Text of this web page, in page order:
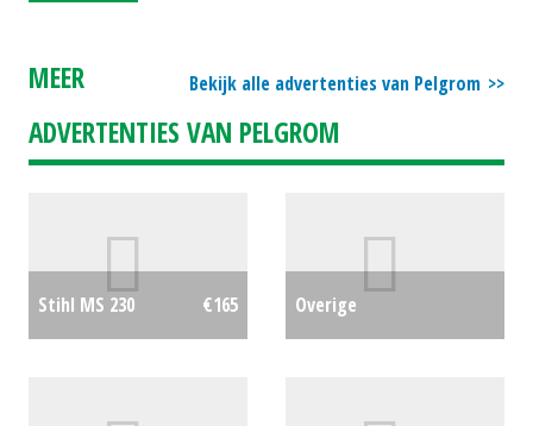
Bekijk alle advertenties van Pelgrom
MEER
ADVERTENTIES VAN PELGROM
Stihl MS 230 €165
Overige